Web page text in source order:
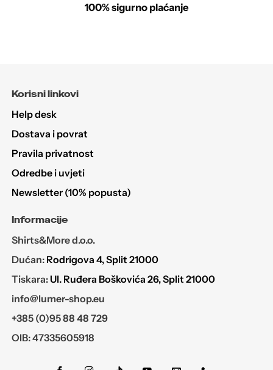
100% sigurno plaćanje
Korisni linkovi
Help desk
Dostava i povrat
Pravila privatnost
Odredbe i uvjeti
Newsletter (10% popusta)
Informacije
Shirts&More d.o.o.
Dućan: Rodrigova 4, Split 21000
Tiskara:Ul. Ruđera Boškovića 26, Split 21000
info@lumer-shop.eu
+385 (0)95 88 48 729
OIB: 47335605918